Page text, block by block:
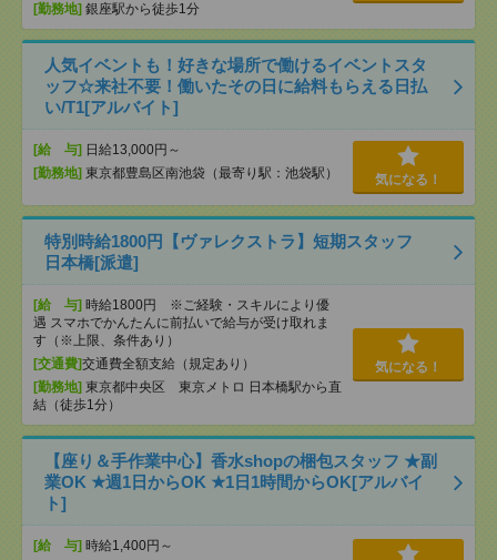
[勤務地] 銀座駅から徒歩1分
人気イベントも！好きな場所で働けるイベントスタ
ッフ☆来社不要！働いたその日に給料もらえる日払
い/T1[アルバイト]
[給 与] 日給13,000円～
[勤務地] 東京都豊島区南池袋（最寄り駅：池袋駅） 気になる！
特別時給1800円【ヴァレクストラ】短期スタッフ
日本橋[派遣]
[給 与] 時給1800円 ※ご経験・スキルにより優
遇 スマホでかんたんに前払いで給与が受け取れま
す（※上限、条件あり）
[交通費]交通費全額支給（規定あり）
[勤務地] 東京都中央区 東京メトロ 日本橋駅から直
結（徒歩1分）
気になる！
【座り＆手作業中心】香水shopの梱包スタッフ ★副
業OK ★週1日からOK ★1日1時間からOK[アルバイ
ト]
[給 与] 時給1,400円～